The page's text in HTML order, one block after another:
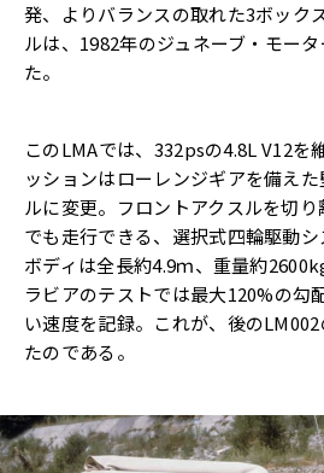
発、よりバランスの取れた3ボック
ルは、1982年のジュネーブ・モー
た。
このLMAでは、332psの4.8L V12を
ッションはローレンジギアを備え
ルに変更。フロントアクスルを切
でも走行できる、選択式四輪駆動シ
ボディは全長約4.9ｍ、重量約
ラビアのテストでは最大120%の勾
い速度を記録。これが、後の
たのである。